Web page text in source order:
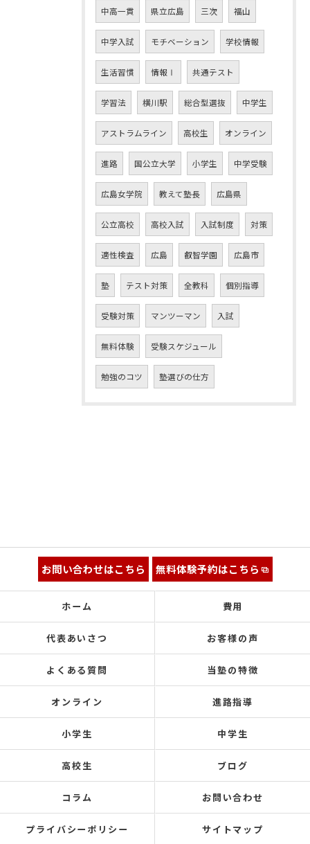
中高一貫 県立広島 三次 福山
中学入試 モチベーション 学校情報
生活習慣 情報Ⅰ 共通テスト
学習法 横川駅 総合型選抜 中学生
アストラムライン 高校生 オンライン
進路 国公立大学 小学生 中学受験
広島女学院 教えて塾長 広島県
公立高校 高校入試 入試制度 対策
適性検査 広島 叡智学園 広島市
塾 テスト対策 全教科 個別指導
受験対策 マンツーマン 入試
無料体験 受験スケジュール
勉強のコツ 塾選びの仕方
お問い合わせはこちら 無料体験予約はこちら
ホーム 費用
代表あいさつ お客様の声
よくある質問 当塾の特徴
オンライン 進路指導
小学生 中学生
高校生 ブログ
コラム お問い合わせ
プライバシーポリシー サイトマップ